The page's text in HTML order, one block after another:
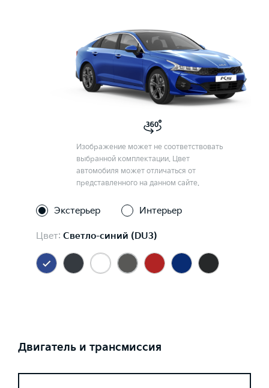
Изображение может не соответствовать
выбранной комплектации. Цвет
автомобиля может отличаться от
представленного на данном сайте.
Экстерьер Интерьер
Цвет: Светло-синий (DU3)
Двигатель и трансмиссия